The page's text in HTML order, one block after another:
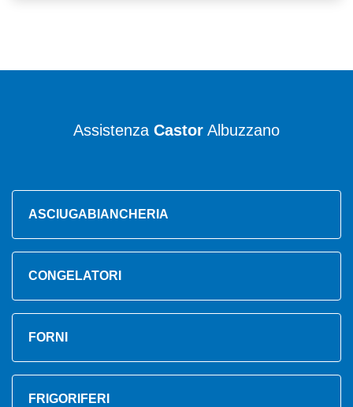
Assistenza Castor Albuzzano
ASCIUGABIANCHERIA
CONGELATORI
FORNI
FRIGORIFERI